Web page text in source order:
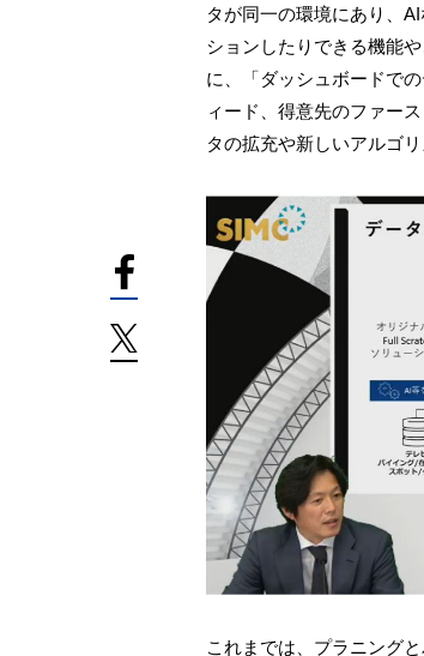
タが同一の環境にあり、
ションしたりできる機能
に、「ダッシュボードで
ィード、得意先のファー
タの拡充や新しいアルゴ
これまでは、プラニング